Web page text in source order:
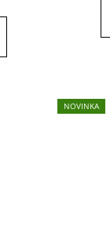
NOVINKA